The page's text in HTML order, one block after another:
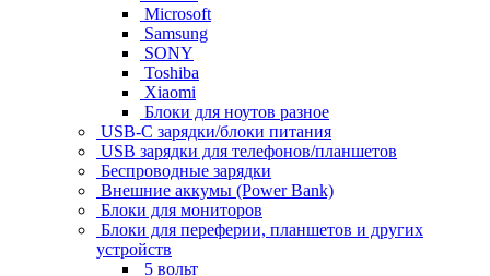
Microsoft
Samsung
SONY
Toshiba
Xiaomi
Блоки для ноутов разное
USB-C зарядки/блоки питания
USB зарядки для телефонов/планшетов
Беспроводные зарядки
Внешние аккумы (Power Bank)
Блоки для мониторов
Блоки для переферии, планшетов и других
устройств
5 вольт